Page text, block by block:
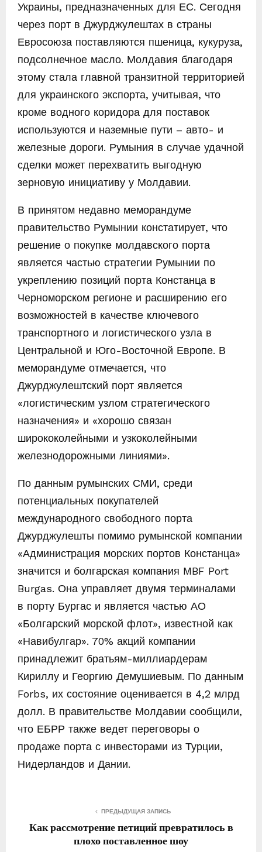
Украины, предназначенных для ЕС. Сегодня
через порт в Джурджулештах в страны
Евросоюза поставляются пшеница, кукуруза,
подсолнечное масло. Молдавия благодаря
этому стала главной транзитной территорией
для украинского экспорта, учитывая, что
кроме водного коридора для поставок
используются и наземные пути – авто- и
железные дороги. Румыния в случае удачной
сделки может перехватить выгодную
зерновую инициативу у Молдавии.
В принятом недавно меморандуме
правительство Румынии констатирует, что
решение о покупке молдавского порта
является частью стратегии Румынии по
укреплению позиций порта Констанца в
Черноморском регионе и расширению его
возможностей в качестве ключевого
транспортного и логистического узла в
Центральной и Юго-Восточной Европе. В
меморандуме отмечается, что
Джурджулештский порт является
«логистическим узлом стратегического
назначения» и «хорошо связан
ширококолейными и узкоколейными
железнодорожными линиями».
По данным румынских СМИ, среди
потенциальных покупателей
международного свободного порта
Джурджулешты помимо румынской компании
«Администрация морских портов Констанца»
значится и болгарская компания MBF Port
Burgas. Она управляет двумя терминалами
в порту Бургас и является частью АО
«Болгарский морской флот», известной как
«Навибулгар». 70% акций компании
принадлежит братьям-миллиардерам
Кириллу и Георгию Демушиевым. По данным
Forbs, их состояние оценивается в 4,2 млрд
долл. В правительстве Молдавии сообщили,
что ЕБРР также ведет переговоры о
продаже порта с инвесторами из Турции,
Нидерландов и Дании.
ПРЕДЫДУЩАЯ ЗАПИСЬ
Как рассмотрение петиций превратилось в
плохо поставленное шоу